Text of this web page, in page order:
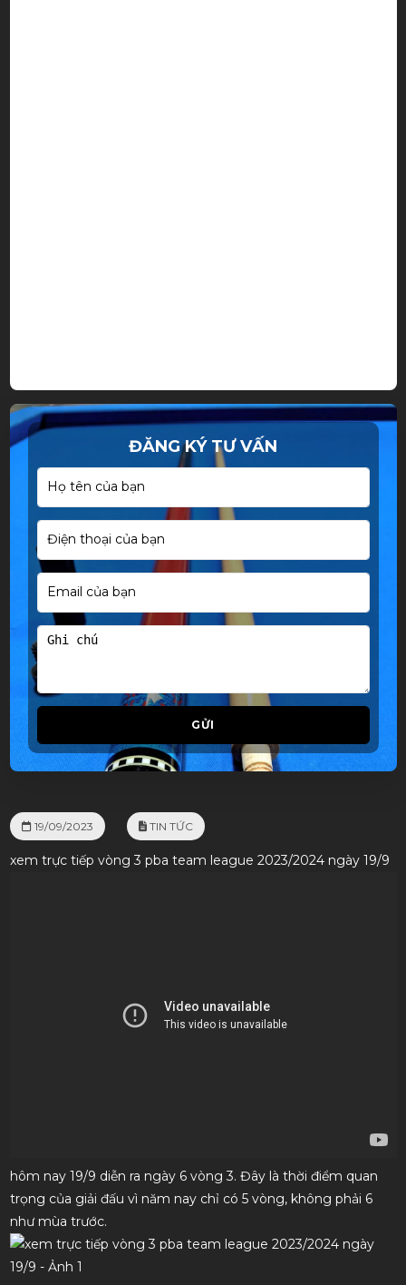
ĐĂNG KÝ TƯ VẤN
GỬI
19/09/2023 TIN TỨC
xem trực tiếp vòng 3 pba team league 2023/2024 ngày 19/9
hôm nay 19/9 diễn ra ngày 6 vòng 3. Đây là thời điểm quan
trọng của giải đấu vì năm nay chỉ có 5 vòng, không phải 6
như mùa trước.